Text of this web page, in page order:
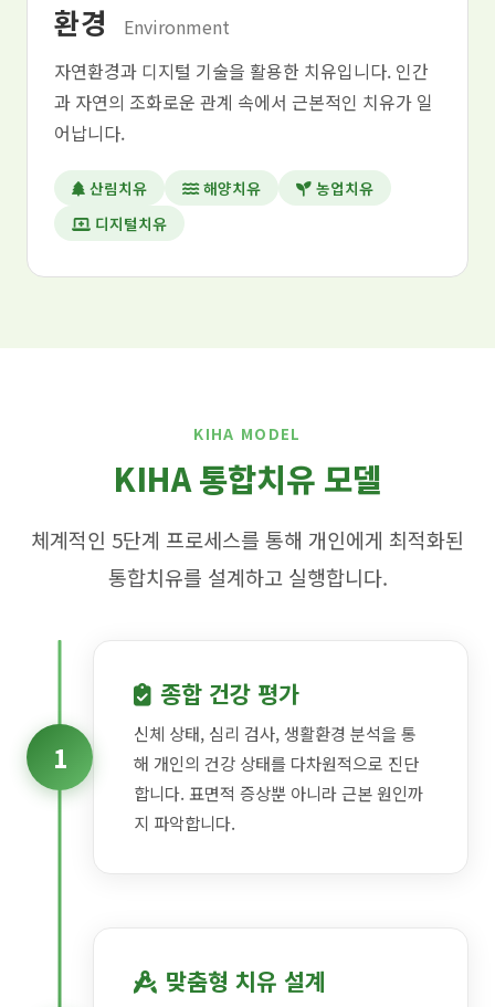
환경
Environment
자연환경과 디지털 기술을 활용한 치유입니다. 인간
과 자연의 조화로운 관계 속에서 근본적인 치유가 일
어납니다.
산림치유 해양치유
농업치유
디지털치유
KIHA MODEL
KIHA 통합치유 모델
체계적인 5단계 프로세스를 통해 개인에게 최적화된
통합치유를 설계하고 실행합니다.
종합 건강 평가
신체 상태, 심리 검사, 생활환경 분석을 통
해 개인의 건강 상태를 다차원적으로 진단
합니다. 표면적 증상뿐 아니라 근본 원인까
지 파악합니다.
1
맞춤형 치유 설계